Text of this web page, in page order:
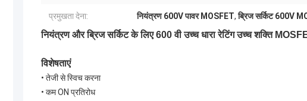
प्रमुखता देना: नियंत्रण 600V पावर MOSFET,ब्रिज सर्किट 600V
नियंत्रण और ब्रिज सर्किट के लिए 600 वी उच्च धारा रेटिंग उच्च शक्ति
विशेषताएं
• तेजी से स्विच करना
• कम ON प्रतिरोध